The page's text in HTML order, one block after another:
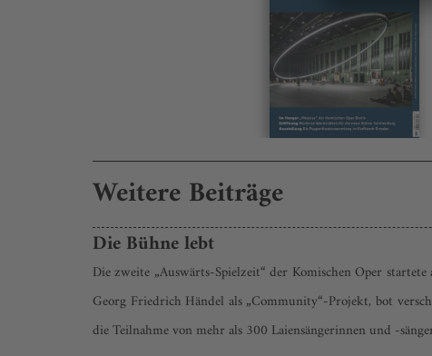
Weitere Beiträge
Die Bühne lebt
Die zweite „Auswärts-Spielzeit“ der Komischen Oper
Georg Friedrich Händel als „Community“-Projekt, bot
die Teilnahme von mehr als 300 Laiensängerinnen und -